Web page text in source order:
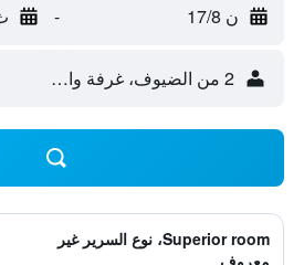
ن 17/8 - ث
2 من الضيوف، غرفة واحدة
Superior room، نوع السرير غير
معروف